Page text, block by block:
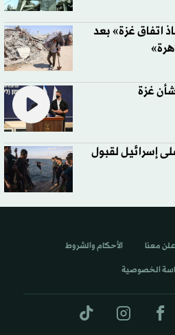
اتفاق غزة» بعد
غزة
إسرائيل لقبول
معنا الأحكام والشروط
الخصوصية